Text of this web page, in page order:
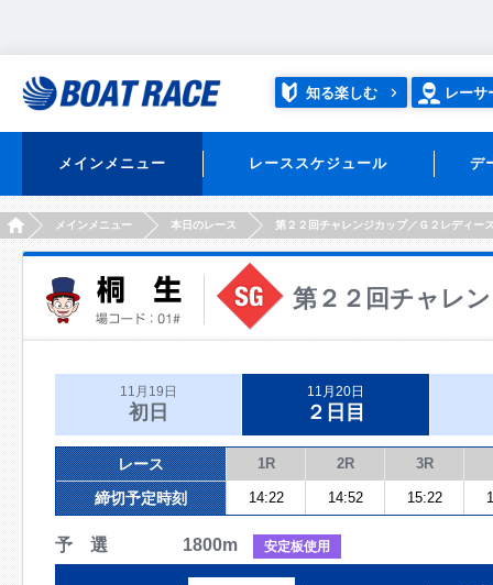
知る楽しむ レーサ
メインメニュー レーススケジュール デ
HOMEメインメニュー 本日のレース 第２２回チャレンジカップ／Ｇ２レディー
第２２回チャレ
11月19日
初日
11月20日
２日目
レース 1R 2R 3R
締切予定時刻 14:22 14:52 15:22
予 選 1800m 安定板使用